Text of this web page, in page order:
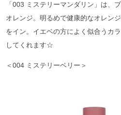
「003 ミステリーマンダリン」は、
オレンジ。明るめで健康的なオレン
をイン。イエベの方によく似合うカ
してくれます☆
＜004 ミステリーベリー＞